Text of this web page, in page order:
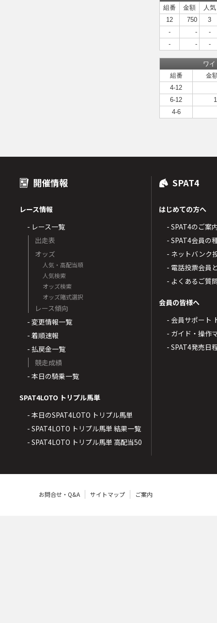
組番
金額
人気
12
750
3
-
-
-
-
- -
ワイ
組番
金
4-12
6-12
4-6
開催情報
レース情報
- レース一覧
出走表
オッズ
人気・高配当順
人気検索
オッズ検索
オッズ賭式選択
レース傾向
- 変更情報一覧
- 着順速報
- 払戻金一覧
競走成績
- 本日の騎乗一覧
SPAT4LOTO トリプル馬単
- 本日のSPAT4LOTO トリプル馬単
- SPAT4LOTO トリプル馬単 結果一覧
- SPAT4LOTO トリプル馬単 高配当50
SPAT4
はじめての方へ
- SPAT4のご案
- SPAT4会員の
- ネットバンク
- 電話投票会員
- よくあるご質
会員の皆様へ
- 会員サポート
- ガイド・操作
- SPAT4発売日
お問合せ・Q&A サイトマップ ご案内